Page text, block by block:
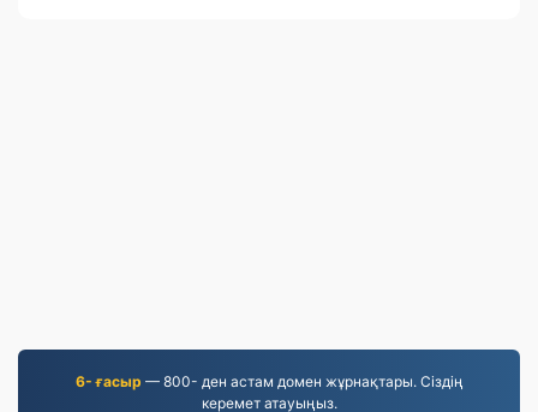
6- ғасыр — 800- ден астам домен жұрнақтары. Сіздің
керемет атауыңыз.